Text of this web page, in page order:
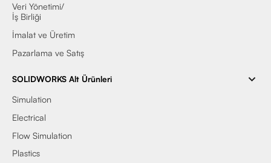
Veri Yönetimi/
İş Birliği
İmalat ve Üretim
Pazarlama ve Satış
SOLIDWORKS Alt Ürünleri
Simulation
Electrical
Flow Simulation
Plastics